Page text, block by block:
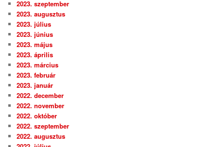
2023. szeptember
2023. augusztus
2023. július
2023. június
2023. május
2023. április
2023. március
2023. február
2023. január
2022. december
2022. november
2022. október
2022. szeptember
2022. augusztus